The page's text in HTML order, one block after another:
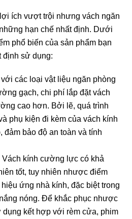
ích vượt trội nhưng vách ngăn
hạn chế nhất định. Dưới
phổ biến của sản phẩm bạn
định sử dụng:
với các loại vật liệu ngăn phòng
gạch, chi phí lắp đặt vách
cao hơn. Bởi lẽ, quá trình
phụ kiện đi kèm của vách kính
đảm bảo độ an toàn và tính
Vách kính cường lực có khả
tốt, tuy nhiên nhược điểm
ứng nhà kính, đặc biệt trong
nóng. Để khắc phục nhược
dụng kết hợp với rèm cửa, phim